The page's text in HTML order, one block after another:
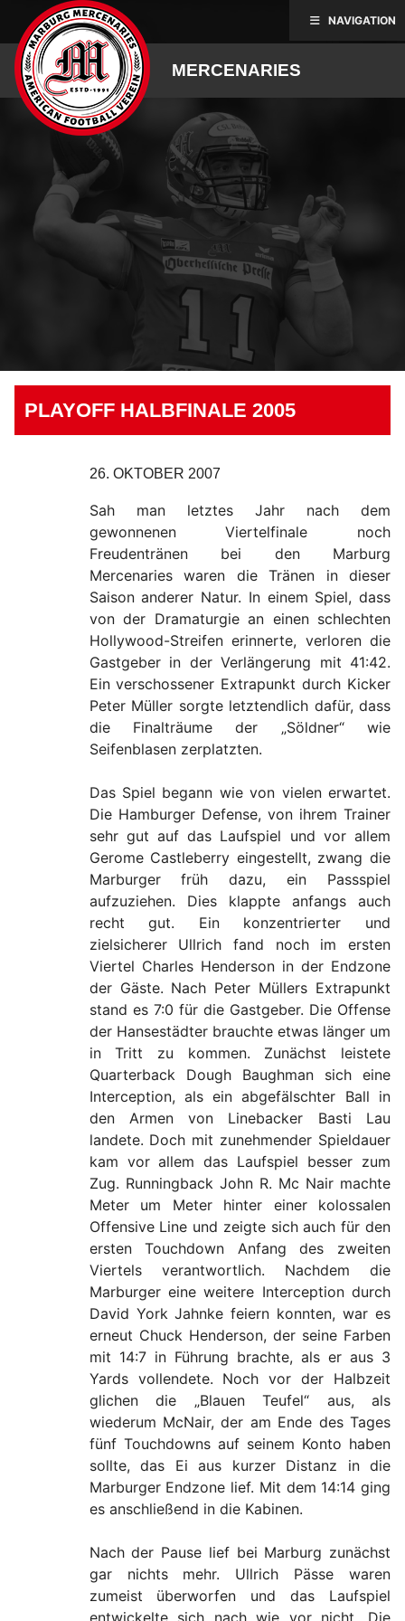
content
MERCENARIES
PLAYOFF HALBFINALE 2005
26. OKTOBER 2007
Sah man letztes Jahr nach dem
gewonnenen Viertelfinale noch
Freudentränen bei den Marburg
Mercenaries waren die Tränen in dieser
Saison anderer Natur. In einem Spiel, dass
von der Dramaturgie an einen schlechten
Hollywood-Streifen erinnerte, verloren die
Gastgeber in der Verlängerung mit 41:42.
Ein verschossener Extrapunkt durch Kicker
Peter Müller sorgte letztendlich dafür, dass
die Finalträume der „Söldner“ wie
Seifenblasen zerplatzten.
Das Spiel begann wie von vielen erwartet.
Die Hamburger Defense, von ihrem Trainer
sehr gut auf das Laufspiel und vor allem
Gerome Castleberry eingestellt, zwang die
Marburger früh dazu, ein Passspiel
aufzuziehen. Dies klappte anfangs auch
recht gut. Ein konzentrierter und
zielsicherer Ullrich fand noch im ersten
Viertel Charles Henderson in der Endzone
der Gäste. Nach Peter Müllers Extrapunkt
stand es 7:0 für die Gastgeber. Die Offense
der Hansestädter brauchte etwas länger um
in Tritt zu kommen. Zunächst leistete
Quarterback Dough Baughman sich eine
Interception, als ein abgefälschter Ball in
den Armen von Linebacker Basti Lau
landete. Doch mit zunehmender Spieldauer
kam vor allem das Laufspiel besser zum
Zug. Runningback John R. Mc Nair machte
Meter um Meter hinter einer kolossalen
Offensive Line und zeigte sich auch für den
ersten Touchdown Anfang des zweiten
Viertels verantwortlich. Nachdem die
Marburger eine weitere Interception durch
David York Jahnke feiern konnten, war es
erneut Chuck Henderson, der seine Farben
mit 14:7 in Führung brachte, als er aus 3
Yards vollendete. Noch vor der Halbzeit
glichen die „Blauen Teufel“ aus, als
wiederum McNair, der am Ende des Tages
fünf Touchdowns auf seinem Konto haben
sollte, das Ei aus kurzer Distanz in die
Marburger Endzone lief. Mit dem 14:14 ging
es anschließend in die Kabinen.
Nach der Pause lief bei Marburg zunächst
gar nichts mehr. Ullrich Pässe waren
zumeist überworfen und das Laufspiel
NAVIGATION